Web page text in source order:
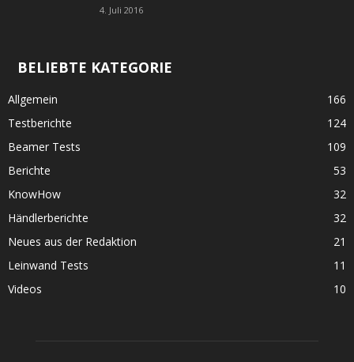
4. Juli 2016
BELIEBTE KATEGORIE
Allgemein
166
Testberichte
124
Beamer Tests
109
Berichte
53
KnowHow
32
Händlerberichte
32
Neues aus der Redaktion
21
Leinwand Tests
11
Videos
10